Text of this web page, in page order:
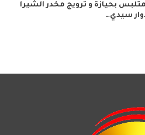
بحيازة و ترويج مخدر الشيرا
سيدي…